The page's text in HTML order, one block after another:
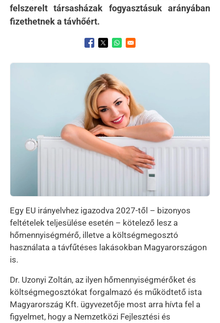
felszerelt társasházak fogyasztásuk arányában
fizethetnek a távhőért.
Opens in a new window
Opens in a new window
Opens in a new window
Kép
Egy EU irányelvhez igazodva 2027-től – bizonyos
feltételek teljesülése esetén – kötelező lesz a
hőmennyiségmérő, illetve a költségmegosztó
használata a távfűtéses lakásokban Magyarországon
is.
Dr. Uzonyi Zoltán, az ilyen hőmennyiségmérőket és
költségmegosztókat forgalmazó és működtető ista
Magyarország Kft. ügyvezetője most arra hívta fel a
figyelmet, hogy a Nemzetközi Fejlesztési és